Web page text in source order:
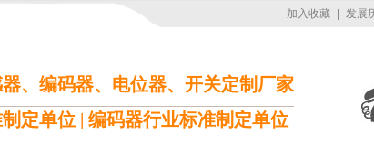
加入收藏 发展
、编码器、电位器、开关定制厂家
定单位 | 编码器行业标准制定单位